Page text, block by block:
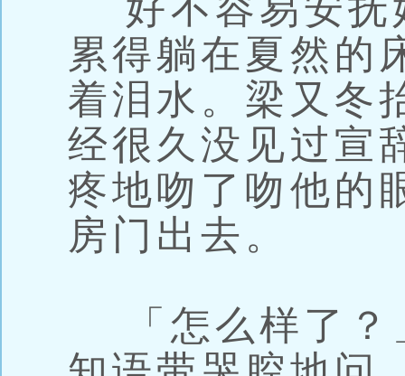
好不容易安抚
累得躺在夏然的
着泪水。梁又冬
经很久没见过宣
疼地吻了吻他的
房门出去。
「怎么样了？